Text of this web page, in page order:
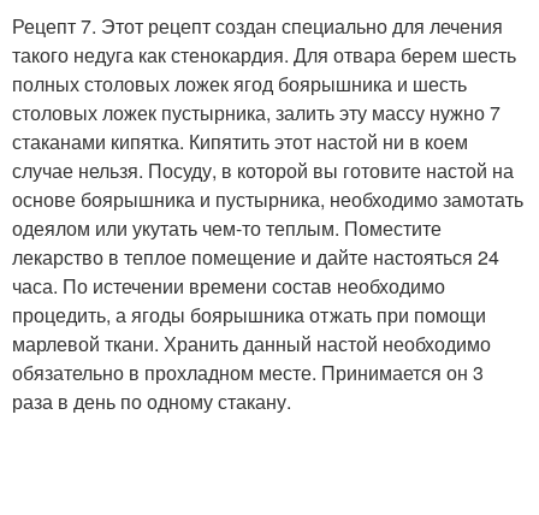
Рецепт 7. Этот рецепт создан специально для лечения
такого недуга как стенокардия. Для отвара берем шесть
полных столовых ложек ягод боярышника и шесть
столовых ложек пустырника, залить эту массу нужно 7
стаканами кипятка. Кипятить этот настой ни в коем
случае нельзя. Посуду, в которой вы готовите настой на
основе боярышника и пустырника, необходимо замотать
одеялом или укутать чем-то теплым. Поместите
лекарство в теплое помещение и дайте настояться 24
часа. По истечении времени состав необходимо
процедить, а ягоды боярышника отжать при помощи
марлевой ткани. Хранить данный настой необходимо
обязательно в прохладном месте. Принимается он 3
раза в день по одному стакану.